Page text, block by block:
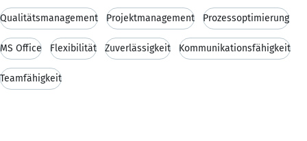
Qualitätsmanagement Projektmanagement Prozessoptimierung
MS Office Flexibilität Zuverlässigkeit Kommunikationsfähigkeit
Teamfähigkeit